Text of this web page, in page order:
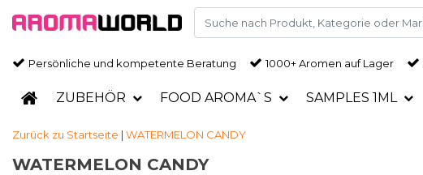
Persönliche und kompetente Beratung 1000+ Aromen auf Lager
ZUBEHÖR FOOD AROMA`S SAMPLES 1ML
Zurück zu Startseite | WATERMELON CANDY
WATERMELON CANDY